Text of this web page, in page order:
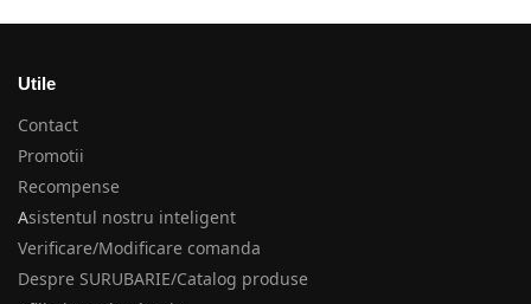
Utile
Contact
Promotii
Recompense
Asistentul nostru inteligent
Verificare/Modificare comanda
Despre SURUBARIE/Catalog produse